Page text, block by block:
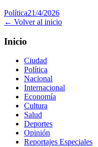
Política21/4/2026
← Volver al inicio
Inicio
Ciudad
Política
Nacional
Internacional
Economía
Cultura
Salud
Deportes
Opinión
Reportajes Especiales